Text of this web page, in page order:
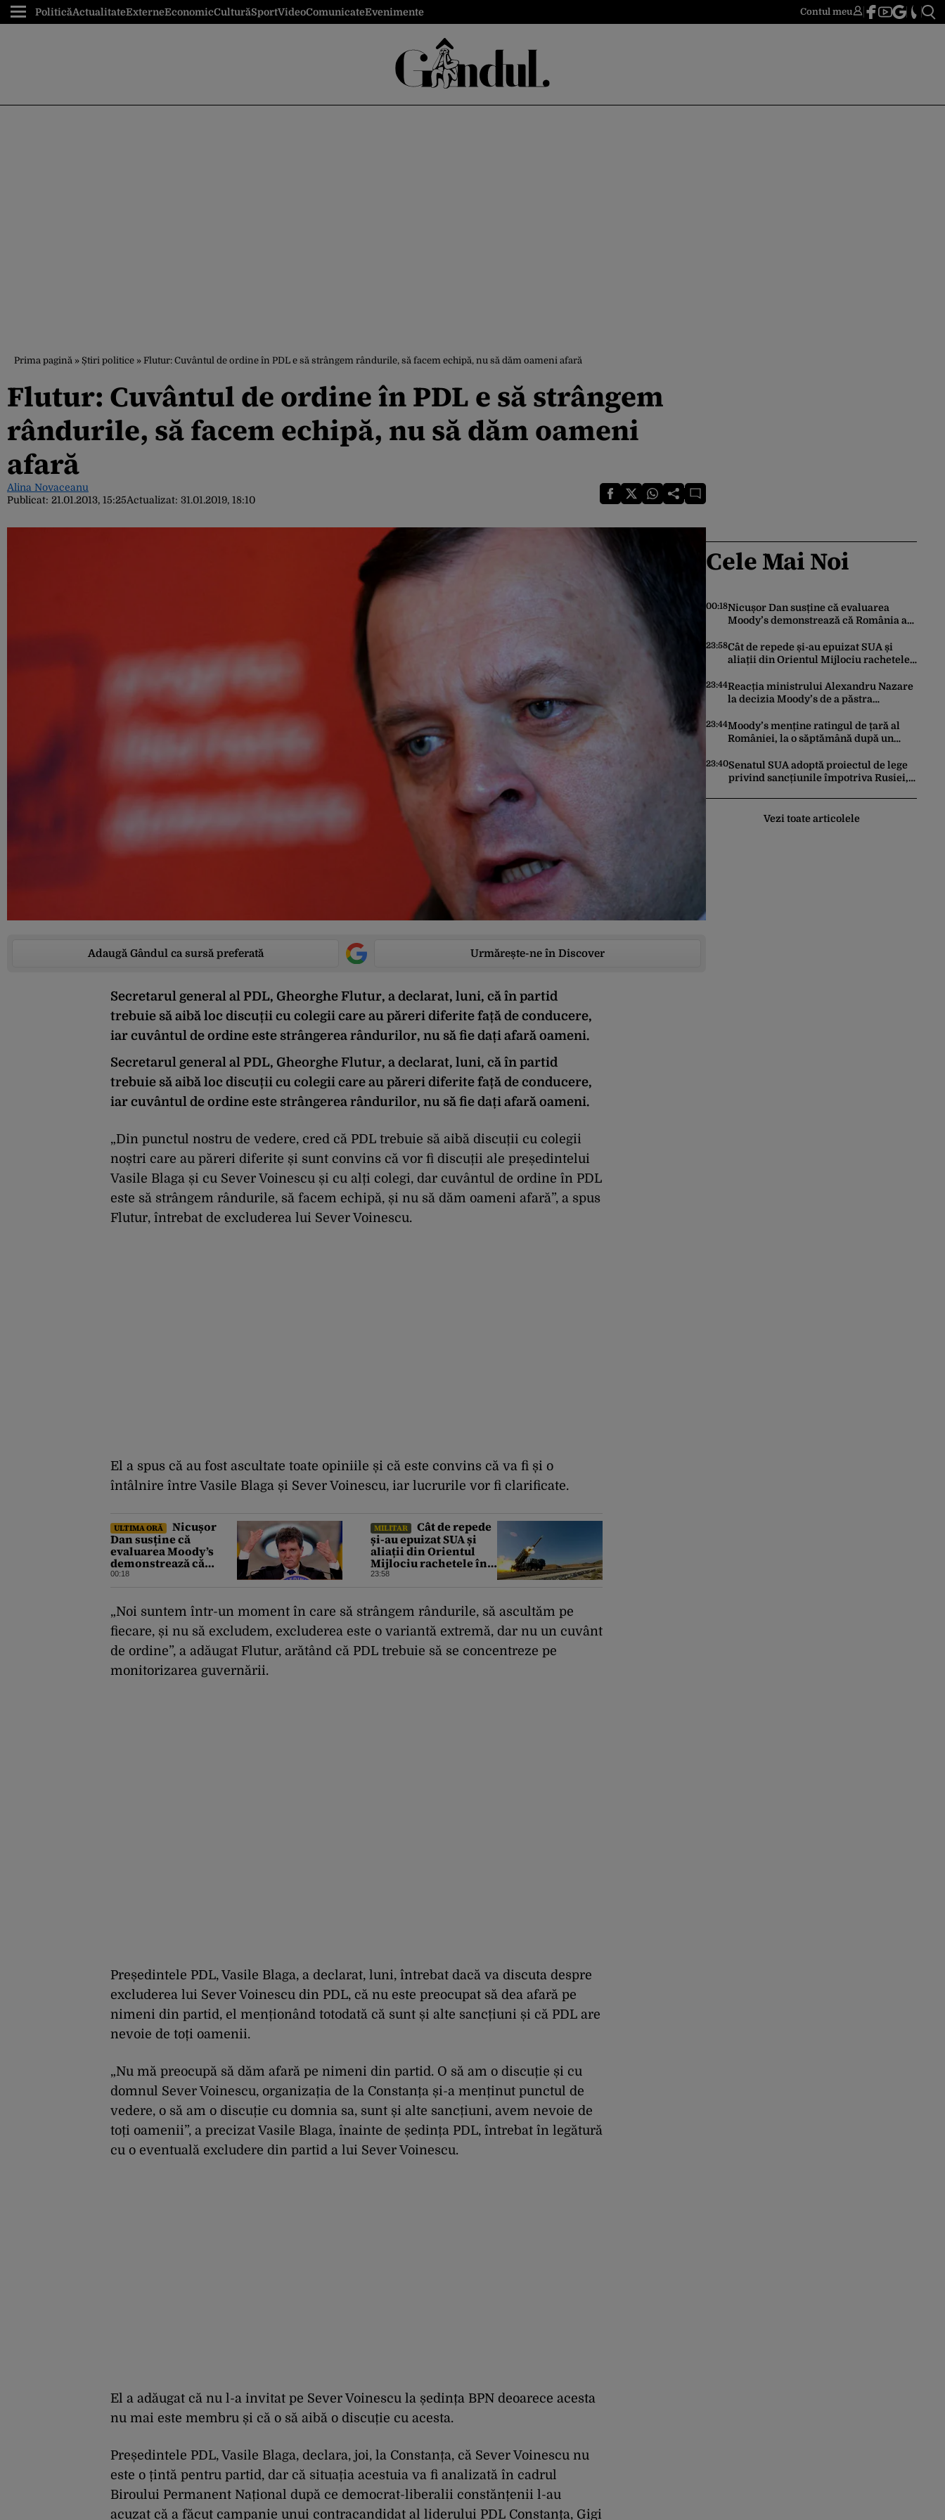
PoliticăActualitateExterneEconomicCulturăSportVideoComunicateEvenimente Contul meu
Prima pagină » Știri politice » Flutur: Cuvântul de ordine în PDL e să strângem rândurile, să facem echipă, nu să dăm oameni afară
Flutur: Cuvântul de ordine în PDL e să strângem
rândurile, să facem echipă, nu să dăm oameni
afară
Alina Novaceanu
Publicat: 21.01.2013, 15:25Actualizat: 31.01.2019, 18:10
Adaugă Gândul ca sursă preferată Urmărește-ne în Discover
Secretarul general al PDL, Gheorghe Flutur, a declarat, luni, că în partid
trebuie să aibă loc discuții cu colegii care au păreri diferite față de conducere,
iar cuvântul de ordine este strângerea rândurilor, nu să fie dați afară oameni.
Secretarul general al PDL, Gheorghe Flutur, a declarat, luni, că în partid
trebuie să aibă loc discuții cu colegii care au păreri diferite față de conducere,
iar cuvântul de ordine este strângerea rândurilor, nu să fie dați afară oameni.
„Din punctul nostru de vedere, cred că PDL trebuie să aibă discuții cu colegii
noștri care au păreri diferite și sunt convins că vor fi discuții ale președintelui
Vasile Blaga și cu Sever Voinescu și cu alți colegi, dar cuvântul de ordine în PDL
este să strângem rândurile, să facem echipă, și nu să dăm oameni afară”, a spus
Flutur, întrebat de excluderea lui Sever Voinescu.
El a spus că au fost ascultate toate opiniile și că este convins că va fi și o
întâlnire între Vasile Blaga și Sever Voinescu, iar lucrurile vor fi clarificate.
ULTIMA ORĂ
Nicușor
Dan susține că
evaluarea Moody’s
demonstrează că
România a făcut pașii
investitorilor: „Totuși,
perspectiva rămâne
rezervată”
00:18
MILITAR
Cât de repede
și-au epuizat SUA și
aliații din Orientul
Mijlociu rachetele în
conflictul cu Iranul
23:58
„Noi suntem într-un moment în care să strângem rândurile, să ascultăm pe
fiecare, și nu să excludem, excluderea este o variantă extremă, dar nu un cuvânt
de ordine”, a adăugat Flutur, arătând că PDL trebuie să se concentreze pe
monitorizarea guvernării.
Președintele PDL, Vasile Blaga, a declarat, luni, întrebat dacă va discuta despre
excluderea lui Sever Voinescu din PDL, că nu este preocupat să dea afară pe
nimeni din partid, el menționând totodată că sunt și alte sancțiuni și că PDL are
nevoie de toți oamenii.
„Nu mă preocupă să dăm afară pe nimeni din partid. O să am o discuție și cu
domnul Sever Voinescu, organizația de la Constanța și-a menținut punctul de
vedere, o să am o discuție cu domnia sa, sunt și alte sancțiuni, avem nevoie de
toți oamenii”, a precizat Vasile Blaga, înainte de ședința PDL, întrebat în legătură
cu o eventuală excludere din partid a lui Sever Voinescu.
El a adăugat că nu l-a invitat pe Sever Voinescu la ședința BPN deoarece acesta
nu mai este membru și că o să aibă o discuție cu acesta.
Președintele PDL, Vasile Blaga, declara, joi, la Constanța, că Sever Voinescu nu
este o țintă pentru partid, dar că situația acestuia va fi analizată în cadrul
Biroului Permanent Național după ce democrat-liberalii constănțenii l-au
acuzat că a făcut campanie unui contracandidat al liderului PDL Constanța, Gigi
Cele Mai Noi
00:18Nicușor Dan susține că evaluarea
Moody’s demonstrează că România a
încrederea investitorilor: „Totuși,
perspectiva rămâne rezervată”
23:58Cât de repede și-au epuizat SUA și
aliații din Orientul Mijlociu rachetele
23:44Reacția ministrului Alexandru Nazare
la decizia Moody’s de a păstra
„Este un răgaz, dar în niciun caz un
motiv de relaxare”
23:44Moody’s menține ratingul de țară al
României, la o săptămână după un
unui guvern cu puteri depline,
principala vulnerabilitate din raport
23:40Senatul SUA adoptă proiectul de lege
privind sancțiunile împotriva Rusiei,
Vezi toate articolele